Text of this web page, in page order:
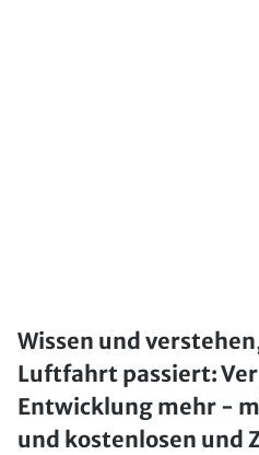
Wissen und
Luftfahrt passiert:
Entwicklung mehr -
und kostenlosen und